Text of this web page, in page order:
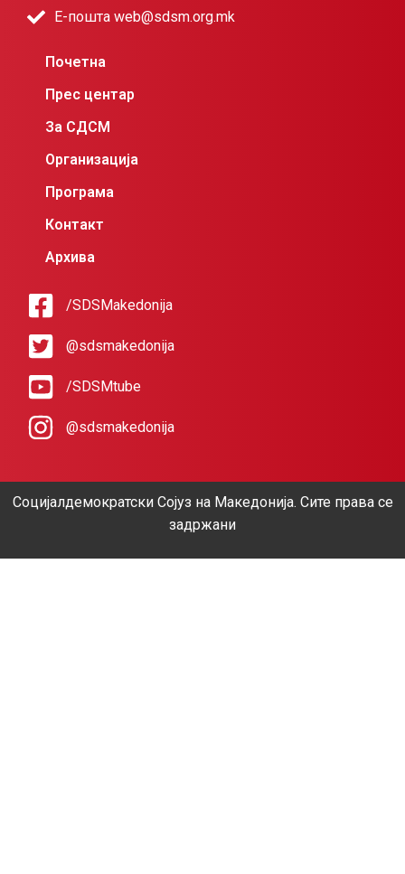
Е-пошта web@sdsm.org.mk
Почетна
Прес центар
За СДСМ
Организација
Програма
Контакт
Архива
/SDSMakedonija
@sdsmakedonija
/SDSMtube
@sdsmakedonija
Социјалдемократски Сојуз на Македонија. Сите права се
задржани